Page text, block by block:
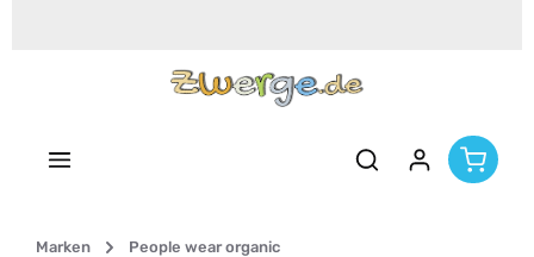
Marken People wear organic